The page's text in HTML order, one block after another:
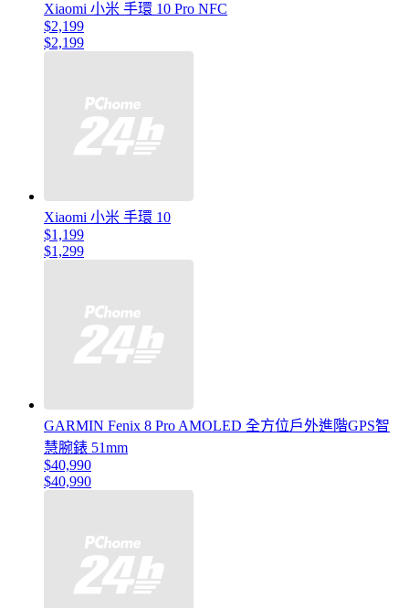
Xiaomi 小米 手環 10 Pro NFC
$2,199
$2,199
Xiaomi 小米 手環 10
$1,199
$1,299
GARMIN Fenix 8 Pro AMOLED 全方位戶外進階GPS智
慧腕錶 51mm
$40,990
$40,990